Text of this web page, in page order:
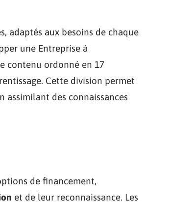
adaptés aux besoins de chaque
une Entreprise à
contenu ordonné en 17
Cette division permet
des connaissances
de financement,
et de leur reconnaissance. Les